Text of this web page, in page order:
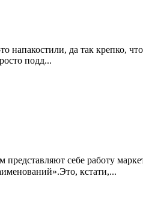
напакостили, да так крепко,
подд...
себе работу
кстати,...